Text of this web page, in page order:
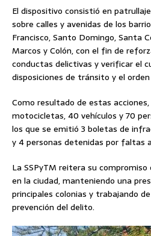
El dispositivo consistió en
sobre calles y avenidas de los
Francisco, Santo Domingo, Santa
Marcos y Colón, con el fin de
conductas delictivas y verificar el
disposiciones de tránsito y el orden
Como resultado de estas
motocicletas, 40 vehículos y 70
los que se emitió 3 boletas de
y 4 personas detenidas por faltas
La SSPyTM reitera su
en la ciudad, manteniendo una
principales colonias y trabajando
prevención del delito.